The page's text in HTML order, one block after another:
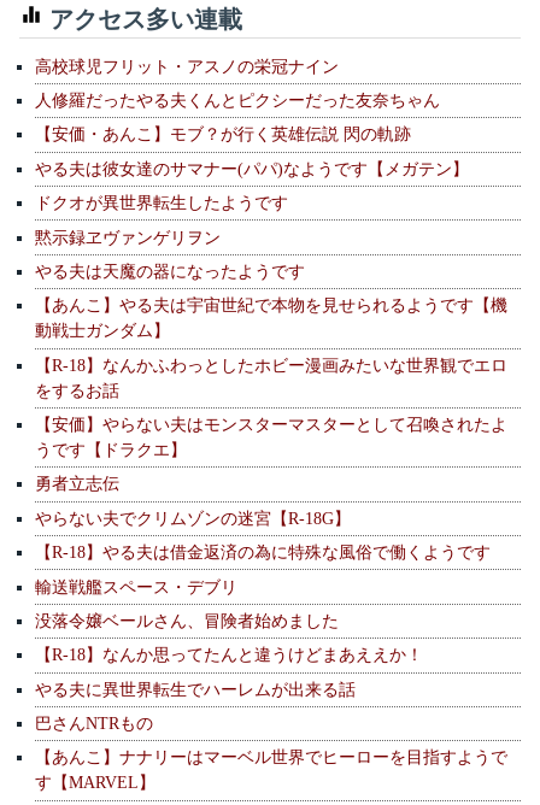
アクセス多い連載
高校球児フリット・アスノの栄冠ナイン
人修羅だったやる夫くんとピクシーだった友奈ちゃん
【安価・あんこ】モブ？が行く英雄伝説 閃の軌跡
やる夫は彼女達のサマナー(パパ)なようです【メガテン】
ドクオが異世界転生したようです
黙示録ヱヴァンゲリヲン
やる夫は天魔の器になったようです
【あんこ】やる夫は宇宙世紀で本物を見せられるようです【機
動戦士ガンダム】
【R-18】なんかふわっとしたホビー漫画みたいな世界観でエロ
をするお話
【安価】やらない夫はモンスターマスターとして召喚されたよ
うです【ドラクエ】
勇者立志伝
やらない夫でクリムゾンの迷宮【R-18G】
【R-18】やる夫は借金返済の為に特殊な風俗で働くようです
輸送戦艦スペース・デブリ
没落令嬢ベールさん、冒険者始めました
【R-18】なんか思ってたんと違うけどまあええか！
やる夫に異世界転生でハーレムが出来る話
巴さんNTRもの
【あんこ】ナナリーはマーベル世界でヒーローを目指すようで
す【MARVEL】